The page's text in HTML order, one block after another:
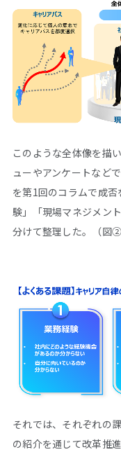
このような全体像を描
ューやアンケートなど
を第1回のコラムで成
験」「現場マネジメン
分けて整理した。（図②
それでは、それぞれの
の紹介を通じて改革推